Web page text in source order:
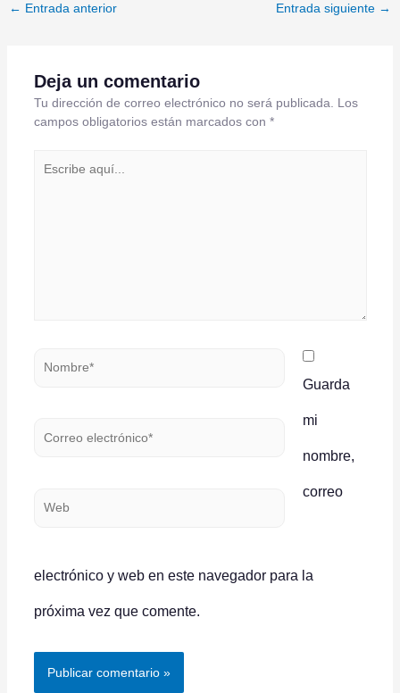
← Entrada anterior Entrada siguiente →
Deja un comentario
Tu dirección de correo electrónico no será publicada.
Los
campos obligatorios están marcados con *
Escribe
Nombre*
Correo
Web
Guarda
mi
nombre,
correo
electrónico y web en este navegador para la
próxima vez que comente.